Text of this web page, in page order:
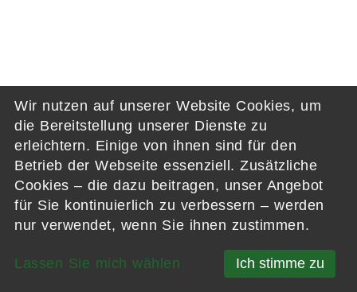
Wir nutzen auf unserer Website Cookies, um
die Bereitstellung unserer Dienste zu
erleichtern. Einige von ihnen sind für den
Betrieb der Webseite essenziell. Zusätzliche
Cookies – die dazu beitragen, unser Angebot
für Sie kontinuierlich zu verbessern – werden
nur verwendet, wenn Sie ihnen zustimmen.
Lassen Sie mich wählen Ich stimme zu